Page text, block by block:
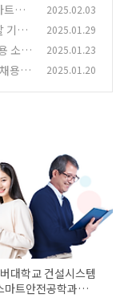
트안
(4
(0)
2025.02.03
기회! 2025.01.29
소
2025.01.23
용공
2025.01.20
대학교 건설시스템
트안전공학과